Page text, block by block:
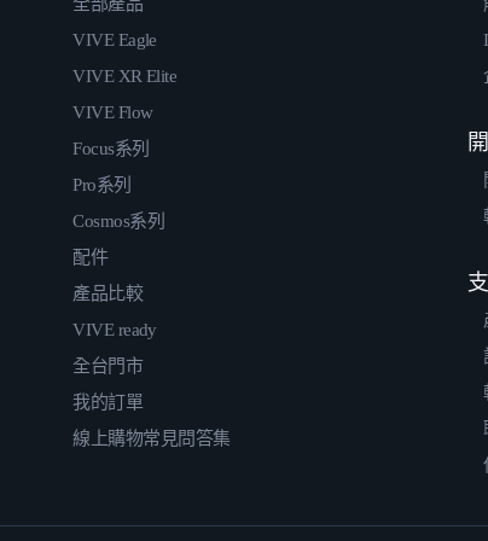
VIVE Eagle
VIVE XR Elite
VIVE Flow
Focus系列
Pro系列
Cosmos系列
配件
產品比較
VIVE ready
全台門市
我的訂單
線上購物常見問答集